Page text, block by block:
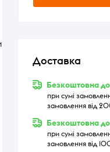
Доставка
Безкоштовна
при сумі
замовлення від
Безкоштовна
при сумі
замовлення від